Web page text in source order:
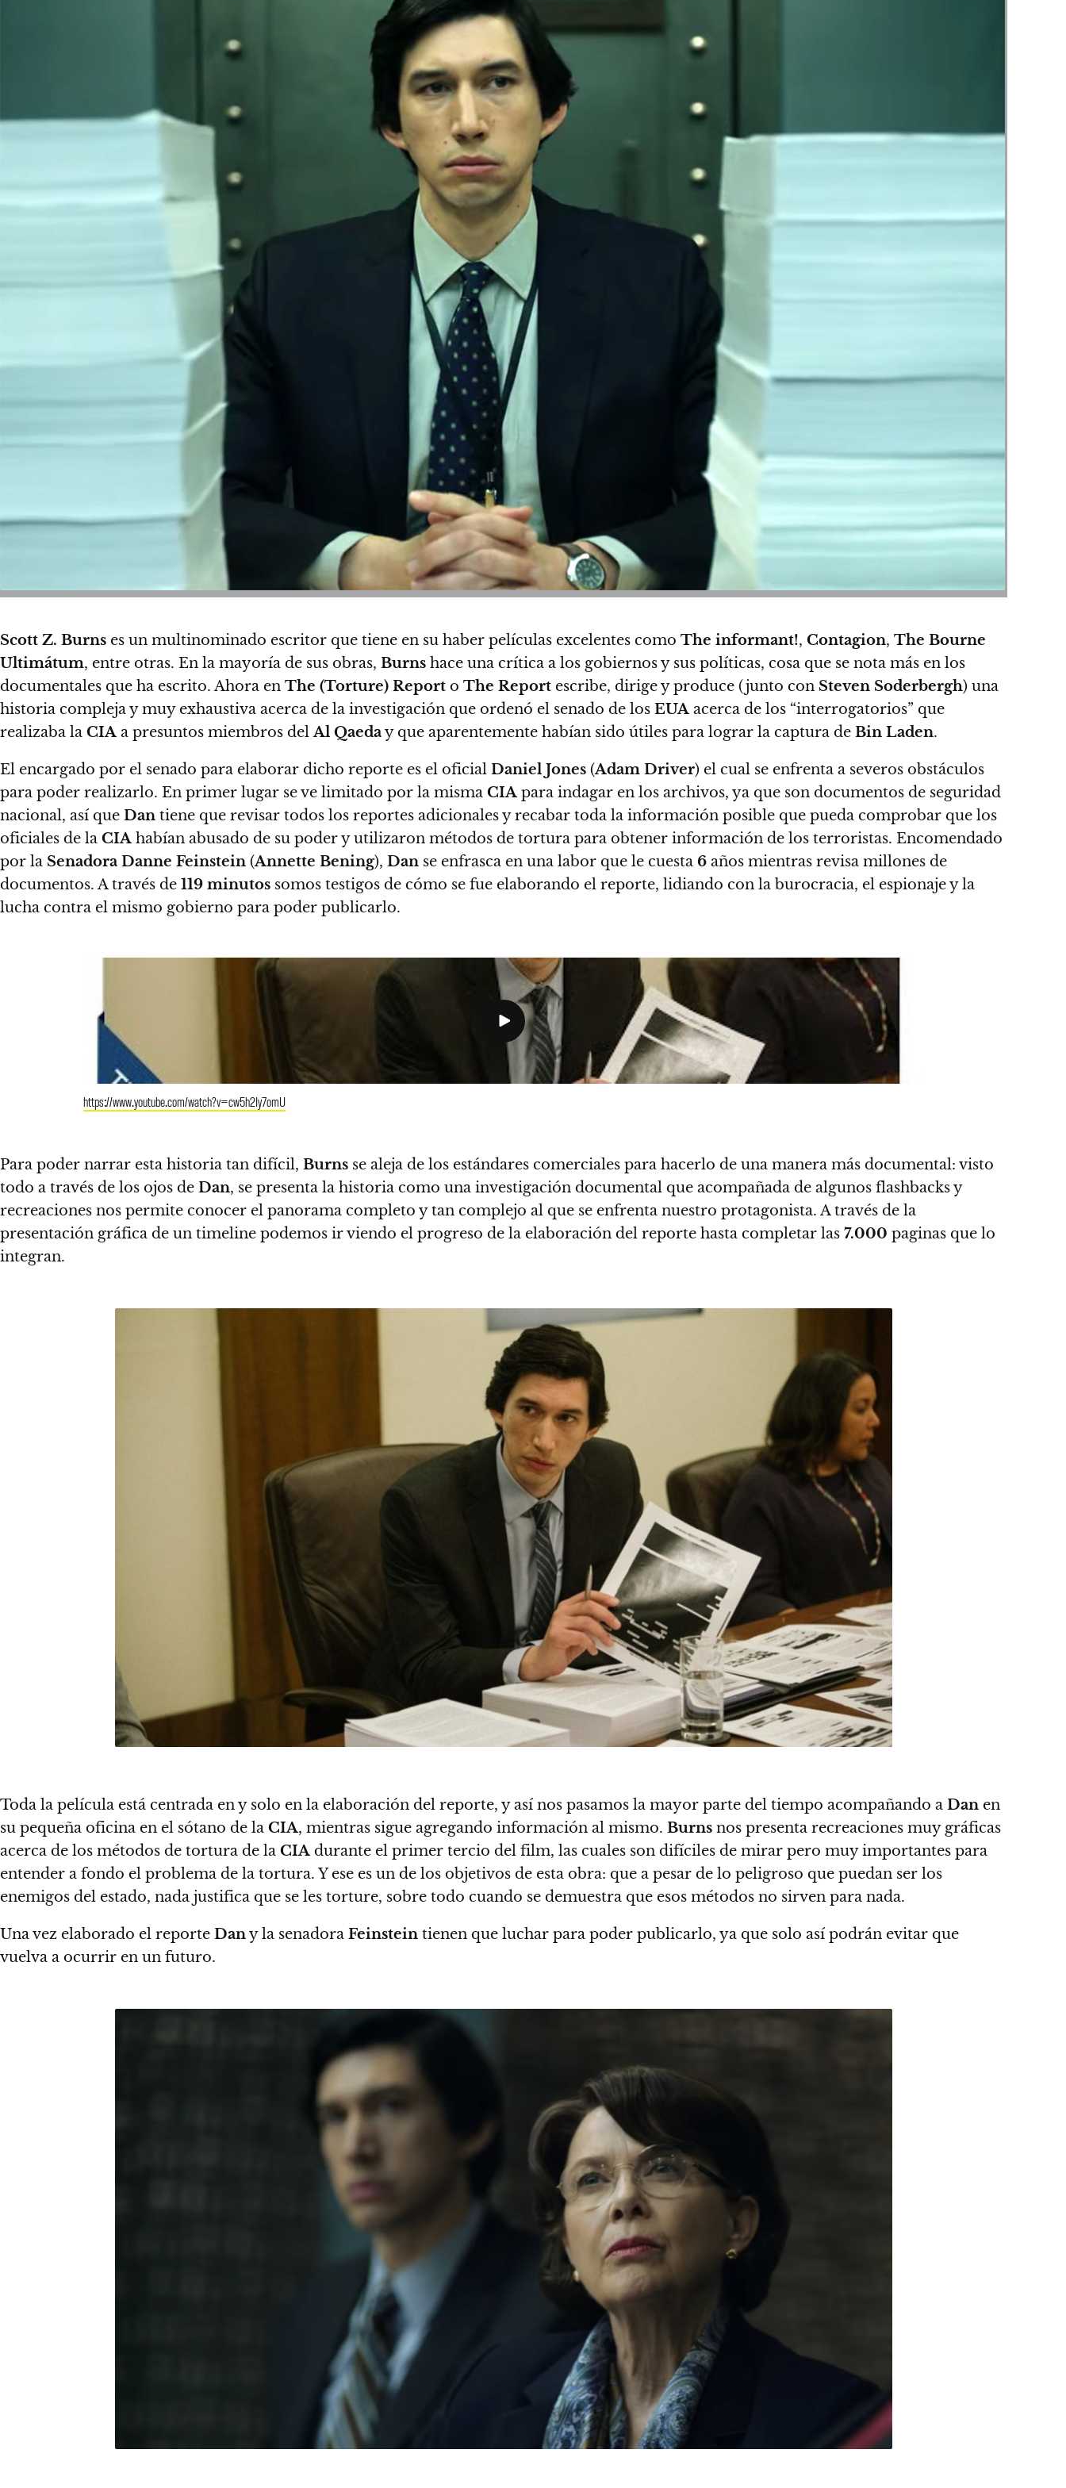
Scott Z. Burns es un multinominado escritor que tiene en su haber películas excelentes como The informant!, Contagion, The Bourne
Ultimátum, entre otras. En la mayoría de sus obras, Burns hace una crítica a los gobiernos y sus políticas, cosa que se nota más en los
documentales que ha escrito. Ahora en The (Torture) Report o The Report escribe, dirige y produce (junto con Steven Soderbergh) una
historia compleja y muy exhaustiva acerca de la investigación que ordenó el senado de los EUA acerca de los “interrogatorios” que
realizaba la CIA a presuntos miembros delAl Qaeday que aparentemente habían sido útiles para lograr la captura de Bin Laden.
El encargado por el senado para elaborar dicho reporte es el oficial Daniel Jones (Adam Driver) el cual se enfrenta a severos obstáculos
para poder realizarlo. En primer lugar se ve limitado por la misma CIA para indagar en los archivos, ya que son documentos de seguridad
nacional, así que Dan tiene que revisar todos los reportes adicionales y recabar toda la información posible que pueda comprobar que los
oficiales de la CIA habían abusado de su poder y utilizaron métodos de tortura para obtener información de los terroristas. Encomendado
por la Senadora Danne Feinstein (Annette Bening), Dan se enfrasca en una labor que le cuesta 6 años mientras revisa millones de
documentos. A través de 119 minutos somos testigos de cómo se fue elaborando el reporte, lidiando con la burocracia, el espionaje y la
lucha contra el mismo gobierno para poder publicarlo.
https://www.youtube.com/watch?v=cw5h2Iy7omU
Para poder narrar esta historia tan difícil, Burns se aleja de los estándares comerciales para hacerlo de una manera más documental: visto
todo a través de los ojos de Dan, se presenta la historia como una investigación documental que acompañada de algunos flashbacks y
recreaciones nos permite conocer el panorama completo y tan complejo al que se enfrenta nuestro protagonista. A través de la
presentación gráfica de un timeline podemos ir viendo el progreso de la elaboración del reporte hasta completar las 7.000 paginas que lo
integran.
Toda la película está centrada en y solo en la elaboración del reporte, y así nos pasamos la mayor parte del tiempo acompañando a Dan en
su pequeña oficina en el sótano de la CIA, mientras sigue agregando información al mismo. Burns nos presenta recreaciones muy gráficas
acerca de los métodos de tortura de la CIA durante el primer tercio del film, las cuales son difíciles de mirar pero muy importantes para
entender a fondo el problema de la tortura. Yese es un de los objetivos de esta obra: que a pesar de lo peligroso que puedan ser los
enemigos del estado, nada justifica que se les torture, sobre todo cuando se demuestra que esos métodos no sirven para nada.
Una vez elaborado el reporte Dany la senadora Feinstein tienen que luchar para poder publicarlo, ya que solo así podrán evitar que
vuelva a ocurrir en un futuro.